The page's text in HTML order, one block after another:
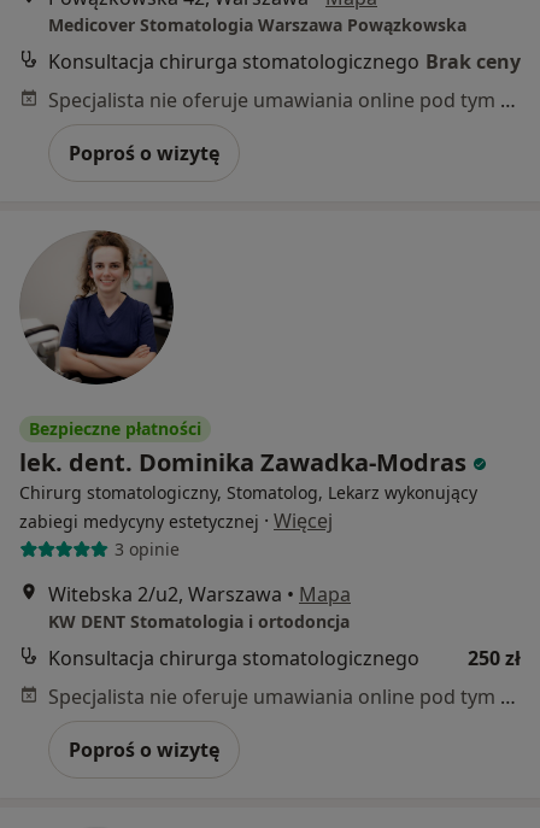
Medicover Stomatologia Warszawa Powązkowska
Konsultacja chirurga stomatologicznego Brak ceny
Specjalista nie oferuje umawiania online pod tym adresem.
Poproś o wizytę
Bezpieczne płatności
lek. dent. Dominika Zawadka-Modras
Chirurg stomatologiczny, Stomatolog, Lekarz wykonujący
zabiegi medycyny estetycznej · Więcej
3 opinie
Witebska 2/u2, Warszawa • Mapa
KW DENT Stomatologia i ortodoncja
Konsultacja chirurga stomatologicznego
250 zł
Specjalista nie oferuje umawiania online pod tym adresem.
Poproś o wizytę